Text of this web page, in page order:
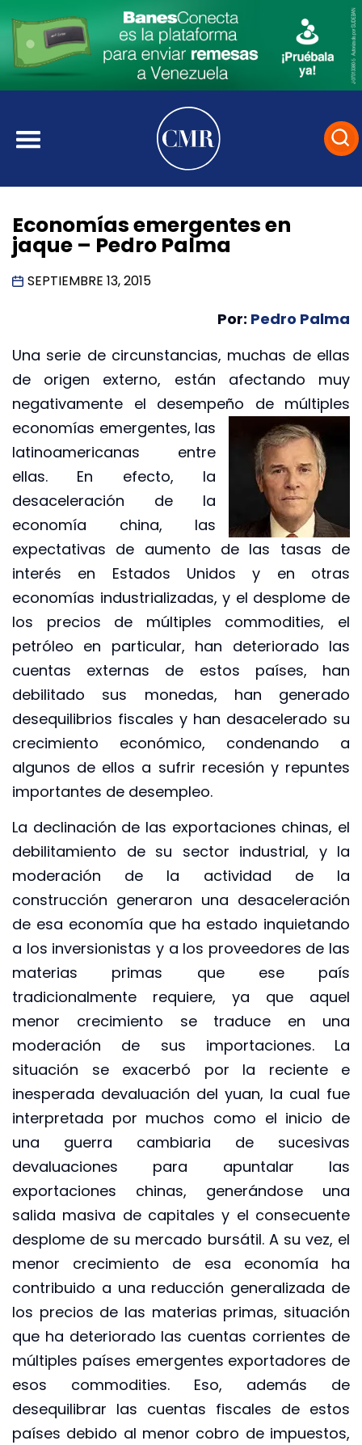
Economías emergentes en
jaque – Pedro Palma
SEPTIEMBRE 13, 2015
Por: Pedro Palma
Una serie de circunstancias, muchas de ellas
de origen externo, están afectando muy
negativamente el desempeño demúltiples
economías emergentes, las
latinoamericanas entre
ellas. En efecto, la
desaceleración de la
economía china, las
expectativas de aumento de las tasas de
interés en Estados Unidos y en otras
economías industrializadas, y el desplome de
los precios de múltiples commodities, el
petróleo en particular, han deteriorado las
cuentas externas de estos países, han
debilitado sus monedas, han generado
desequilibrios fiscales y han desacelerado su
crecimiento económico, condenando a
algunos de ellos a sufrir recesión y repuntes
importantes de desempleo.
La declinación de las exportaciones chinas, el
debilitamiento de su sector industrial, y la
moderación de la actividad de la
construcción generaron una desaceleración
de esa economía que ha estado inquietando
a los inversionistas y a los proveedores de las
materias primas que ese país
tradicionalmente requiere, ya que aquel
menor crecimiento se traduce en una
moderación de sus importaciones. La
situación se exacerbó por la reciente e
inesperada devaluación del yuan, la cual fue
interpretada por muchos como el inicio de
una guerra cambiaria de sucesivas
devaluaciones para apuntalar las
exportaciones chinas, generándose una
salida masiva de capitales y el consecuente
desplome de su mercado bursátil. A su vez, el
menor crecimiento de esa economía ha
contribuido a una reducción generalizada de
los precios de las materias primas, situación
que ha deteriorado las cuentas corrientes de
múltiples países emergentes exportadores de
esos commodities. Eso, además de
desequilibrar las cuentas fiscales de estos
países debido al menor cobro de impuestos,